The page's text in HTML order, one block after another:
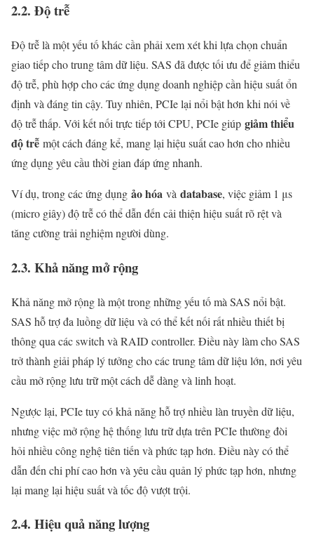
2.2. Độ trễ
Độ trễ là một yếu tố khác cần phải xem xét khi lựa chọn chuẩn
giao tiếp cho trung tâm dữ liệu. SAS đã được tối ưu để giảm thiểu
độ trễ, phù hợp cho các ứng dụng doanh nghiệp cần hiệu suất ổn
định và đáng tin cậy. Tuy nhiên, PCIe lại nổi bật hơn khi nói về
độ trễ thấp. Với kết nối trực tiếp tới CPU, PCIe giúp giảm thiểu
độ trễ một cách đáng kể, mang lại hiệu suất cao hơn cho nhiều
ứng dụng yêu cầu thời gian đáp ứng nhanh.
Ví dụ, trong các ứng dụng ảo hóa và database, việc giảm 1 μs
(micro giây) độ trễ có thể dẫn đến cải thiện hiệu suất rõ rệt và
tăng cường trải nghiệm người dùng.
2.3. Khả năng mở rộng
Khả năng mở rộng là một trong những yếu tố mà SAS nổi bật.
SAS hỗ trợ đa luồng dữ liệu và có thể kết nối rất nhiều thiết bị
thông qua các switch và RAID controller. Điều này làm cho SAS
trở thành giải pháp lý tưởng cho các trung tâm dữ liệu lớn, nơi yêu
cầu mở rộng lưu trữ một cách dễ dàng và linh hoạt.
Ngược lại, PCIe tuy có khả năng hỗ trợ nhiều làn truyền dữ liệu,
nhưng việc mở rộng hệ thống lưu trữ dựa trên PCIe thường đòi
hỏi nhiều công nghệ tiên tiến và phức tạp hơn. Điều này có thể
dẫn đến chi phí cao hơn và yêu cầu quản lý phức tạp hơn, nhưng
lại mang lại hiệu suất và tốc độ vượt trội.
2.4. Hiệu quả năng lượng